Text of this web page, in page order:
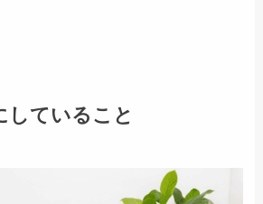
していること